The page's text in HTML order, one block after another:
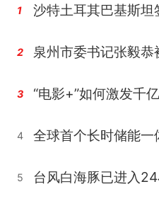
1
2 泉州市委书记张毅恭
3
4
5 台风白海豚已进入